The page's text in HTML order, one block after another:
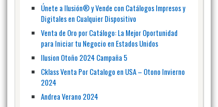
Únete a Ilusión® y Vende con Catálogos Impresos y
Digitales en Cualquier Dispositivo
Venta de Oro por Catálogo: La Mejor Oportunidad
para Iniciar tu Negocio en Estados Unidos
Ilusion Otoño 2024 Campaña 5
Cklass Venta Por Catalogo en USA – Otono Invierno
2024
Andrea Verano 2024